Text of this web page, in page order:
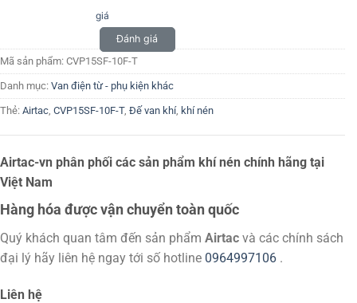
giá
Đánh giá
Mã sản phẩm: CVP15SF-10F-T
Danh mục: Van điện từ - phụ kiện khác
Thẻ: Airtac, CVP15SF-10F-T, Đế van khí, khí nén
Airtac-vn phân phối các sản phẩm khí nén chính hãng tại
Việt Nam
Hàng hóa được vận chuyển toàn quốc
Quý khách quan tâm đến sản phẩm Airtac và các chính sách
đại lý hãy liên hệ ngay tới số hotline 0964997106 .
Liên hệ